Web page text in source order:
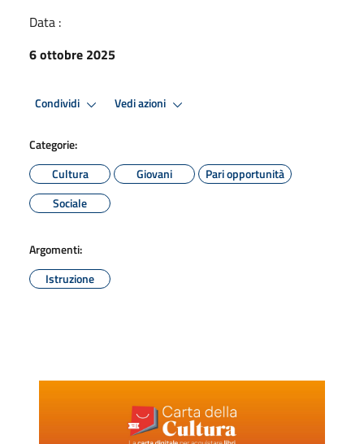
Data :
6 ottobre 2025
Condividi Vedi azioni
Categorie:
Cultura
Giovani
Pari opportunità
Sociale
Argomenti:
Istruzione